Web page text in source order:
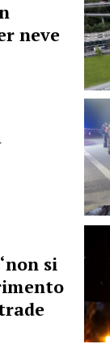
neve
si